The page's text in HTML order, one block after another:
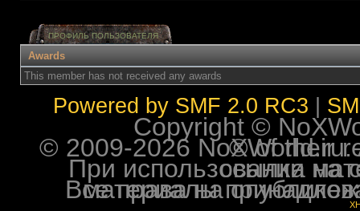
ПРОФИЛЬ ПОЛЬЗОВАТЕЛЯ
Awards
This member has not received any awards
Powered by SMF 2.0 RC3
Copyright ©
© 2009-2026 NoXWorld.ru. All
При использовании
Все права на опубликованные на форуме